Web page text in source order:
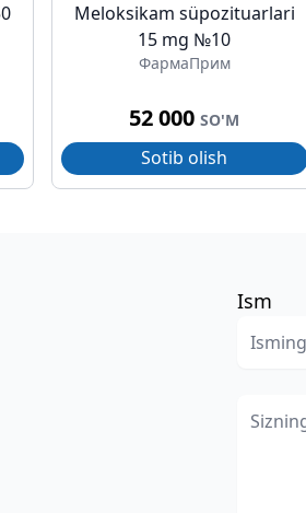
Meloksikam süpozituarlari
15 mg №10
ФармаПрим
52 000SO'M
Sotib olish
Ism